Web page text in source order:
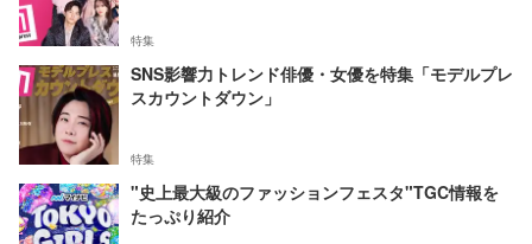
特集
SNS影響力トレンド俳優・女優を特集「モデルプレ
スカウントダウン」
特集
"史上最大級のファッションフェスタ"TGC情報を
たっぷり紹介